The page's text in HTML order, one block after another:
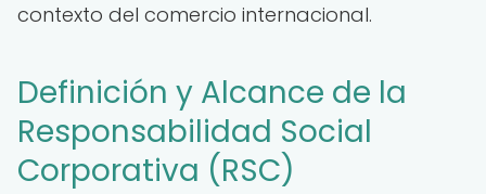
contexto del comercio internacional.
Definición y Alcance de la
Responsabilidad Social
Corporativa (RSC)